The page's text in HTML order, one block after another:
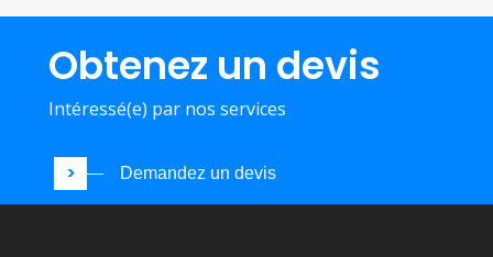
Obtenez un devis
Intéressé(e) par nos services
Demandez un devis